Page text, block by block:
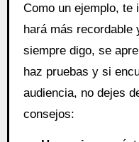
Como un ejemplo, te
hará más
siempre digo, se
haz pruebas y si
audiencia, no dejes
consejos: